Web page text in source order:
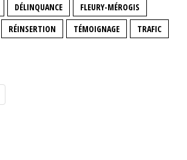
DÉLINQUANCE
FLEURY-MÉROGIS
RÉINSERTION TÉMOIGNAGE TRAFIC